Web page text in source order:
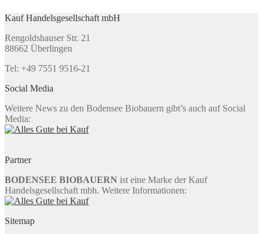
Kauf Handelsgesellschaft mbH
Rengoldshauser Str. 21
88662 Überlingen
Tel: +49 7551 9516-21
Social Media
Weitere News zu den Bodensee Biobauern gibt’s auch auf Social
Media:
Partner
BODENSEE BIOBAUERN ist eine Marke der Kauf
Handelsgesellschaft mbh. Weitere Informationen:
Sitemap